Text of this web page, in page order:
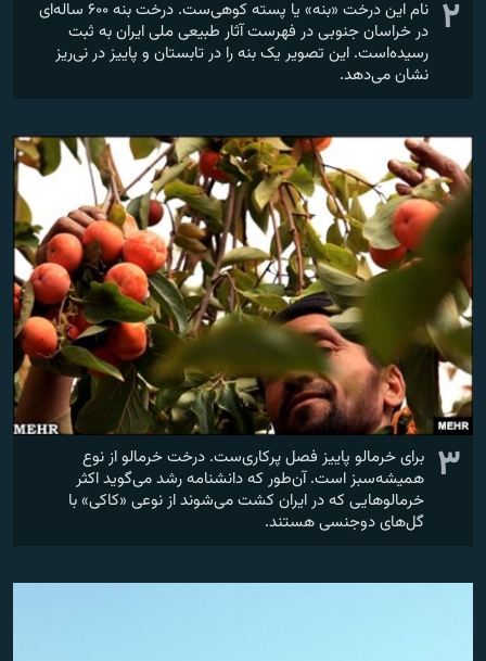
۲
نام این درخت «بنه» یا پسته کوهی‌ست. درخت بنه ۶۰۰ ساله‌ای
در خراسان جنوبی در فهرست آثار طبیعی ملی ایران به ثبت
رسیده‌است. این تصویر یک بنه را در تابستان و پاییز در نی‌ریز
نشان می‌دهد.
۳ برای خرمالو پاییز فصل پرکاری‌ست. درخت خرمالو از نوع
همیشه‌سبز است. آن‌طور که دانشنامه رشد می‌گوید اکثر
خرمالوهایی که در ایران کشت می‌شوند از نوعی «کاکی» با
گل‌های دوجنسی هستند.